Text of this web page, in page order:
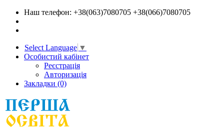
Наш телефон: +38(063)7080705 +38(066)7080705
Select Language ▼
Особистий кабінет
Реєстрація
Авторизація
Закладки (0)